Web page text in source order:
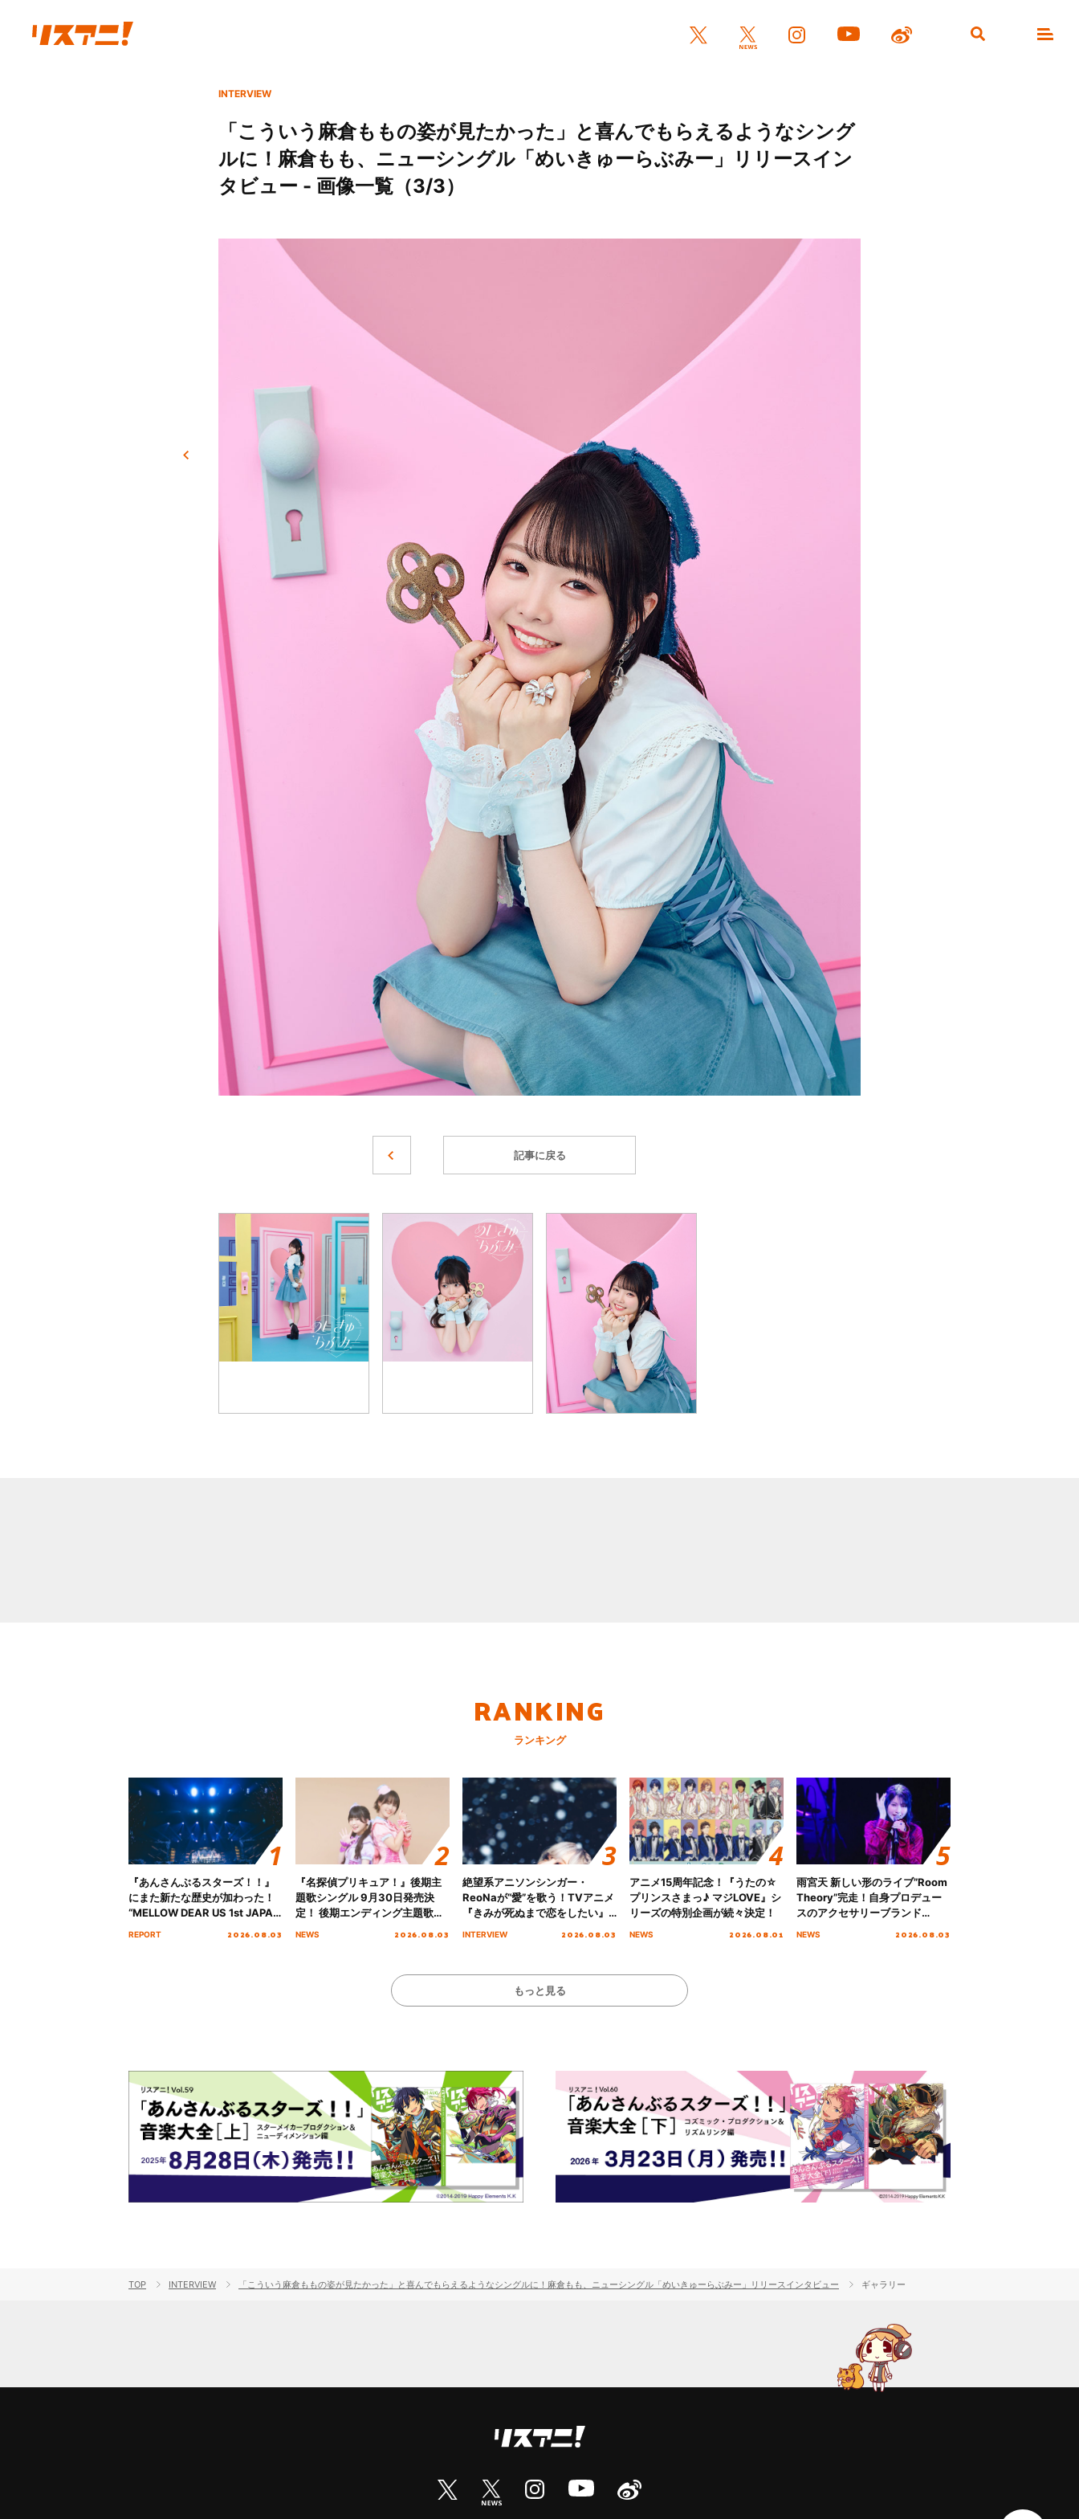
INTERVIEW
「こういう麻倉ももの姿が見たかった」と喜んでもらえるようなシング
ルに！麻倉もも、ニューシングル「めいきゅーらぶみー」リリースイン
タビュー - 画像一覧（3/3）
記事に戻る
RANKING
ランキング
『あんさんぶるスターズ！！』
にまた新たな歴史が加わった！
“MELLOW DEAR US 1st JAPAN
REPORT 2026.08.03
『名探偵プリキュア！』後期主
題歌シングル 9月30日発売決
定！ 後期エンディング主題歌
NEWS 2026.08.03
絶望系アニソンシンガー・
ReoNaが“愛”を歌う！TVアニメ
『きみが死ぬまで恋をしたい』
INTERVIEW 2026.08.03
アニメ15周年記念！『うたの☆
プリンスさまっ♪ マジLOVE』シ
リーズの特別企画が続々決定！
NEWS 2026.08.01
雨宮天 新しい形のライブ”Room
Theory”完走！自身プロデュー
スのアクセサリーブランド
NEWS 2026.08.03
もっと見る
TOP INTERVIEW 「こういう麻倉ももの姿が見たかった」と喜んでもらえるようなシングルに！麻倉もも、ニューシングル「めいきゅーらぶみー」リリースインタビュー ギャラリー